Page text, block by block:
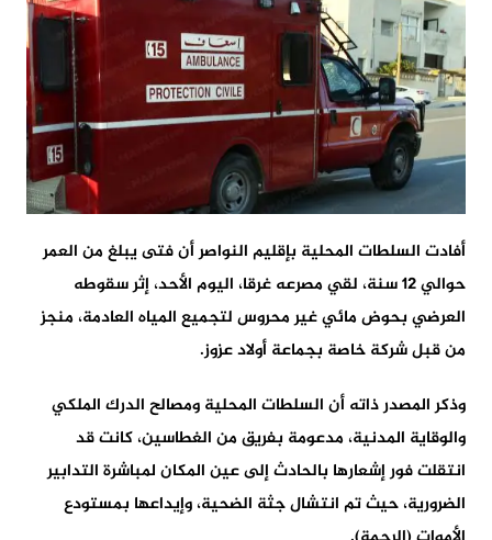
أفادت السلطات المحلية بإقليم النواصر أن فتى يبلغ من العمر
حوالي 12 سنة، لقي مصرعه غرقا، اليوم الأحد، إثر سقوطه
العرضي بحوض مائي غير محروس لتجميع المياه العادمة، منجز
من قبل شركة خاصة بجماعة أولاد عزوز.
وذكر المصدر ذاته أن السلطات المحلية ومصالح الدرك الملكي
والوقاية المدنية، مدعومة بفريق من الغطاسين، كانت قد
انتقلت فور إشعارها بالحادث إلى عين المكان لمباشرة التدابير
الضرورية، حيث تم انتشال جثة الضحية، وإيداعها بمستودع